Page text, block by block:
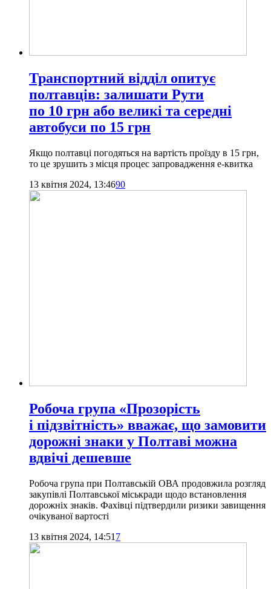
Транспортний відділ опитує
полтавців: залишати Рути
по 10 грн або великі та середні
автобуси по 15 грн
Якщо полтавці погодяться на вартість проїзду в 15 грн,
то це зрушить з місця процес запровадження е-квитка
13 квітня 2024, 13:4690
Робоча група «Прозорість
і підзвітність» вважає, що замовити
дорожні знаки у Полтаві можна
вдвічі дешевше
Робоча група при Полтавській ОВА продовжила розгляд
закупівлі Полтавської міськради щодо встановлення
дорожніх знаків. Фахівці підтвердили ризики завищення
очікуваної вартості
13 квітня 2024, 14:51 7